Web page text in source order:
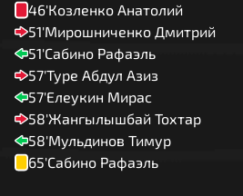
46'Козленко Анатолий
51'Мирошниченко Дмитрий
51'Сабино Рафаэль
57'Туре Абдул Азиз
57'Елеукин Мирас
58'Жангылышбай Тохтар
58'Мульдинов Тимур
65'Сабино Рафаэль